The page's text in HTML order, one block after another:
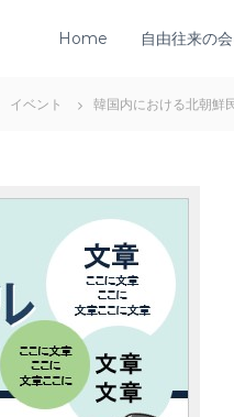
Home 自由往来の
イベント 韓国内における北朝鮮